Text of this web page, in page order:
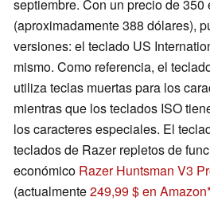
septiembre. Con un precio de 350
(aproximadamente 388 dólares),
versiones: el teclado US
mismo. Como referencia, el
utiliza teclas muertas para los
mientras que los teclados ISO
los caracteres especiales. El
teclados de Razer repletos de
económico Razer Huntsman V3
(actualmente249,99 $ en Amazon